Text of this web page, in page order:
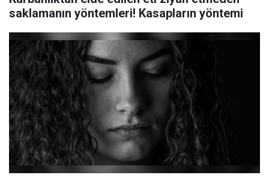
saklamanın yöntemleri! Kasapların yöntemi